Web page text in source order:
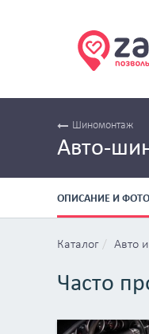
Шиномонтаж
Авто-
ОПИСАНИЕ И ФОТО
Каталог Авто
Часто